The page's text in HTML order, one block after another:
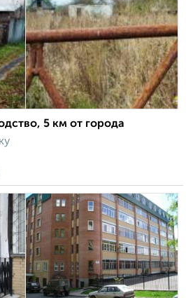
5 км от города